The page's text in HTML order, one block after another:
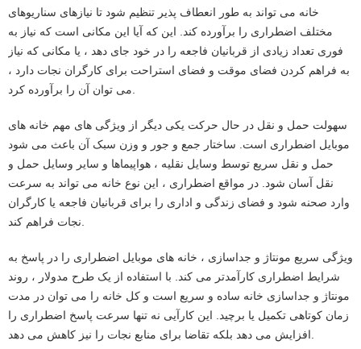
خانه می تواند به طور انعطاف پذیر تنظیم شود تا نیازهای سناریوهای
مختلف اضطراری را برآورده کند. این که آیا این مکانی است که نیاز به
فوری تعداد زیادی از قربانیان فاجعه را در خود جای دهد ، یا مکانی که نیاز
به فراهم کردن فضای موقت و فضای استراحت برای کارگران نجات دارد ،
سهولت حمل و نقل در حال حرکت یکی دیگر از ویژگی های مهم خانه های
موبایل اضطراری است. ساختار جمع و جور و وزن سبک آن باعث می شود
حمل و نقل سریع توسط وسایل نقلیه ، هواپیماها و سایر وسایل حمل و
نقل آسان شود. در مواقع اضطراری ، این نوع خانه می تواند به سرعت
وارد صحنه شود و فضای زندگی و اداری را برای قربانیان فاجعه یا کارگران
ویژگی سریع مونتاژ و جداسازی ، خانه های موبایل اضطراری را در پاسخ به
شرایط اضطراری کارآمدتر می کند. با استفاده از یک طرح مدولار ، روند
مونتاژ و جداسازی خانه ساده و سریع است و کل خانه را می توان در مدت
زمان کوتاهی تکمیل یا برچید. این کارآیی نه تنها سرعت پاسخ اضطراری را